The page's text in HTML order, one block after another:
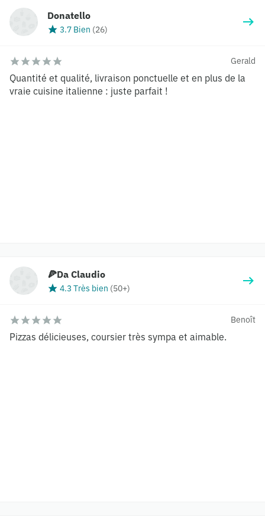
Donatello
3.7 Bien (26)
Gerald
Quantité et qualité, livraison ponctuelle et en plus de la
vraie cuisine italienne : juste parfait !
🍕Da Claudio
4.3 Très bien (50+)
Benoît
Pizzas délicieuses, coursier très sympa et aimable.